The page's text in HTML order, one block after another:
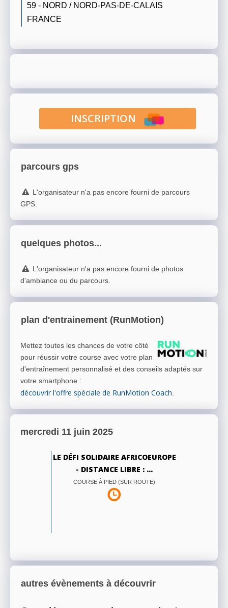
59 - NORD / NORD-PAS-DE-CALAIS
FRANCE
INSCRIPTION
parcours gps
L'organisateur n'a pas encore fourni de parcours
GPS.
quelques photos...
L'organisateur n'a pas encore fourni de photos
d'ambiance ou du parcours.
plan d'entrainement (RunMotion)
Mettez toutes les chances de votre côté
pour réussir votre course avec votre plan
d'entraînement personnalisé et des conseils adaptés sur
votre smartphone :
découvrir l'offre spéciale de RunMotion Coach.
mercredi 11 juin 2025
LE DÉFI SOLIDAIRE AFRICOEUROPE
- DISTANCE LIBRE : ...
COURSE À PIED (SUR ROUTE)
autres évènements à découvrir